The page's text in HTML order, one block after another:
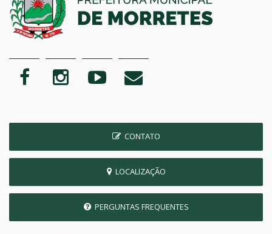
CONTATO
LOCALIZAÇÃO
PERGUNTAS FREQUENTES